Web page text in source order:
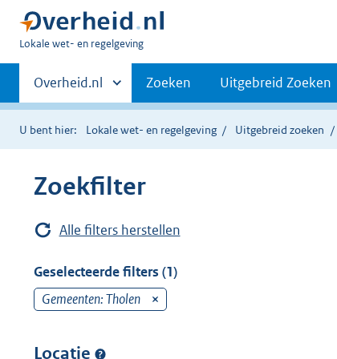
U
hier:
Lokale wet- en regelgeving
Primaire
navigatie
Andere
sites
binnen
Overheid.nl Zoeken Uitgebreid Zoeken
U bent hier: Lokale wet- en regelgeving Uitgebreid zoeken
Zoekfilter
Alle filters herstellen
Geselecteerde filters (1)
Gemeenten: Tholen
Locatie